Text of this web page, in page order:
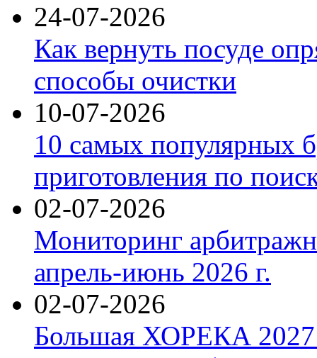
24-07-2026
Как вернуть посуде
способы очистки
10-07-2026
10 самых популярных
приготовления по
02-07-2026
Мониторинг
апрель-июнь 2026 г.
02-07-2026
Большая ХОРЕКА 2027: